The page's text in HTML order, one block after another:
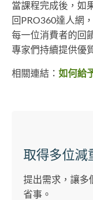
當課程完成後，如
回PRO360達人網
每一位消費者的回
專家們持續提供優
相關連結： 如何給
取得多位減
提出需求，讓多
省事。